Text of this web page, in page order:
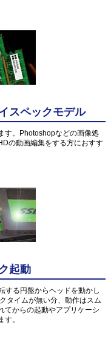
スペックモデル
す。Photoshopなどの画像処
の動画編集をする方におすす
起動
する円盤からヘッドを動かし
タイムが無い分、動作はスム
てからの起動やアプリケーシ
。